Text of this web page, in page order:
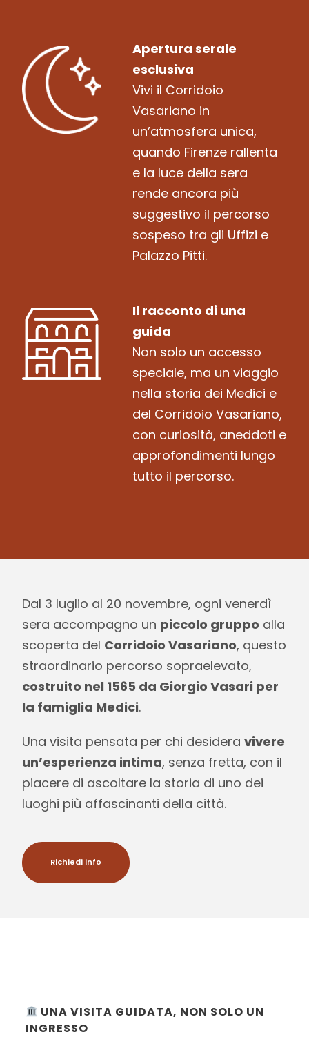
Apertura serale
esclusiva
Vivi il Corridoio
Vasariano in
un’atmosfera unica,
quando Firenze rallenta
e la luce della sera
rende ancora più
suggestivo il percorso
sospeso tra gli Uffizi e
Palazzo Pitti.
Il racconto di una
guida
Non solo un accesso
speciale, ma un viaggio
nella storia dei Medici e
del Corridoio Vasariano,
con curiosità, aneddoti e
approfondimenti lungo
tutto il percorso.
Dal 3 luglio al 20 novembre, ogni venerdì
sera accompagno un piccolo gruppo alla
scoperta del Corridoio Vasariano, questo
straordinario percorso sopraelevato,
costruito nel 1565 da Giorgio Vasari per
la famiglia Medici.
Una visita pensata per chi desidera vivere
un’esperienza intima, senza fretta, con il
piacere di ascoltare la storia di uno dei
luoghi più affascinanti della città.
Richiedi info
UNA VISITA GUIDATA, NON SOLO UN
INGRESSO